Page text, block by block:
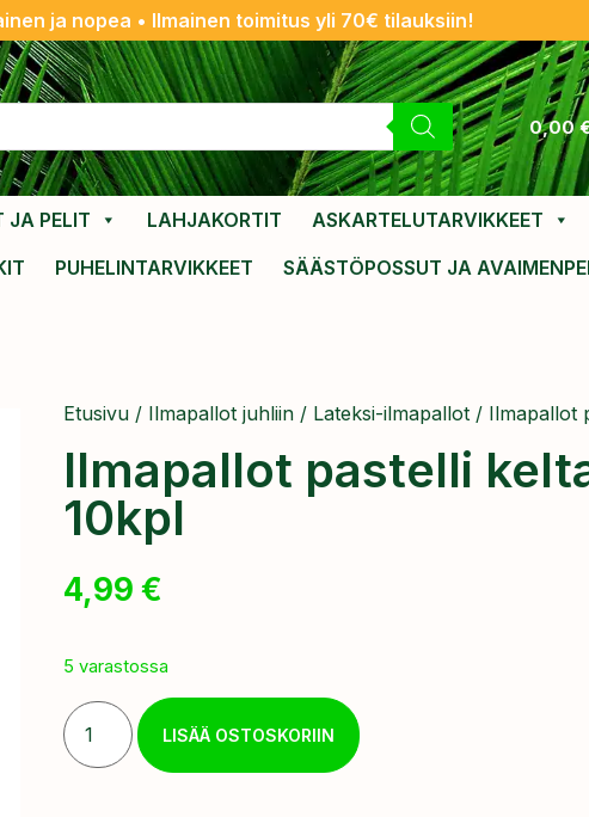
ja nopea • Ilmainen toimitus yli 70€ tilauksiin!
0,00
JA PELIT LAHJAKORTIT ASKARTELUTARVIKKEET
PUHELINTARVIKKEET SÄÄSTÖPOSSUT JA
Etusivu / Ilmapallot juhliin / Lateksi-ilmapallot / Ilmapallot
Ilmapallot pastelli
10kpl
4,99 €
5 varastossa
LISÄÄ OSTOSKORIIN